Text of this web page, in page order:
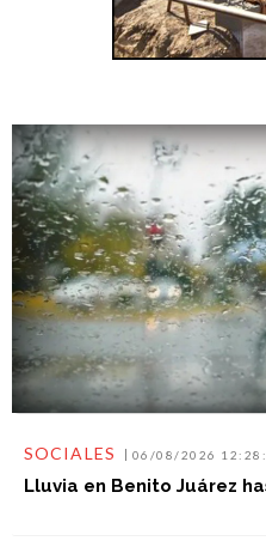
SOCIALES 06/08/2026
Lluvia en Benito Juárez